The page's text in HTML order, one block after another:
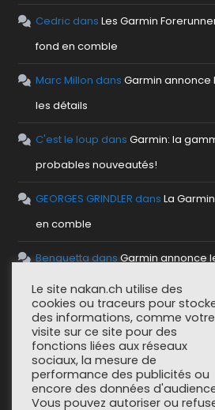
CedricdansLes Garmin
fond en comble
Marc Millon dansGarmin annonce
les détails
C'est le loup dansGarmin: la
probables nouveautés!
GEORGES GRINDLER dansLa
en comble
Benguetta dansGarmin annonce
les détails
anthodansMettre en place un
plateforme sportive
SoCorsudans Garmin annonce le
détails
Le site nakan.ch utilise des
cookies ou traceurs pour
des informations, comme votre
visite sur ce site pour des
fonctions liées aux réseaux
sociaux, la mesure de
performance des publicités ou
encore des données
Vous pouvez autoriser ou